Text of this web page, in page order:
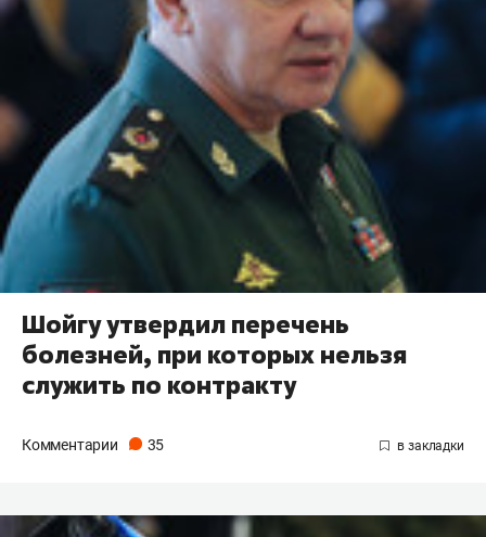
Шойгу утвердил перечень
болезней, при которых нельзя
служить по контракту
Комментарии 35